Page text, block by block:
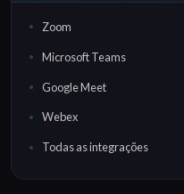
Zoom
Microsoft Teams
Google Meet
Webex
Todas as integrações